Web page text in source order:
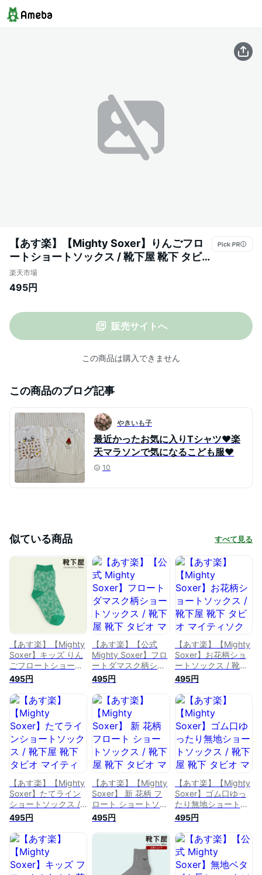
【あす楽】【Mighty Soxer】りんごフロ
ートショートソックス / 靴下屋 靴下 タビ
オ マイティソクサー くつ下 ショート レデ
ィース 日本製
楽天市場
495円
販売サイトへ
この商品は購入できません
この商品のブログ記事
やきいも子
最近かったお気に入りTシャツ❤︎楽
天マラソンで気になるこども服❤︎
10
似ている商品 すべて見る
【あす楽】【Mighty
Soxer】キッズ りん
ごフロートショート
ソックス 13.0〜
15.0cm / 靴下屋 靴
下 タビオ マイティ
ソクサー くつ下 シ
ョート キッズ 日本
製
495円
【あす楽】【公式
Mighty Soxer】フロ
ートダマスク柄ショ
ートソックス / 靴下
屋 靴下 タビオ マイ
ティソクサー くつ下
ショート レディース
日本製
495円
【あす楽】【Mighty
Soxer】お花柄ショ
ートソックス / 靴下
屋 靴下 タビオ マイ
ティソクサー くつ下
ショート レディース
日本製
495円
【あす楽】【Mighty
Soxer】たてライン
ショートソックス /
靴下屋 靴下 タビオ
マイティソクサー く
つ下 ショート レデ
ィース 日本製
495円
【あす楽】【Mighty
Soxer】 新 花柄 フ
ロート ショートソッ
クス / 靴下屋 靴下 タ
ビオ マイティソクサ
ー くつ下 ショート
ソックス くるぶし上
花 フリル レディー
495円
【あす楽】【Mighty
Soxer】ゴム口ゆっ
たり無地ショートソ
ックス / 靴下屋 靴下
タビオ マイティソク
サー くつ下 ショー
ト レディース 日本
製
495円